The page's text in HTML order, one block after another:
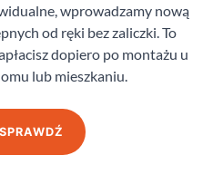
Zobacz
Barański Glass 05
wprowadzamy nową
od ręki bez zaliczki. To
dopiero po montażu u
lub mieszkaniu.
SPRAWDŹ